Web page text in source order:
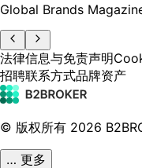
Global Brands
法律信息与免责声明
招聘联系方式品牌资产
© 版权所有 2026
… 更多